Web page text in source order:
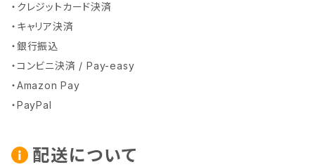
・クレジットカード決済
・キャリア決済
・銀行振込
・コンビニ決済 / Pay-easy
・Amazon Pay
・PayPal
配送について